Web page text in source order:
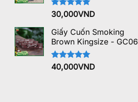
Được xếp
hạng
5 sao
30,000VND
Giấy Cuốn Smoking
Brown Kingsize - GC06
Được xếp
hạng
40,000VND